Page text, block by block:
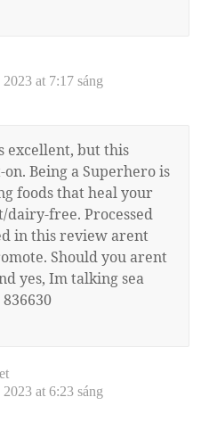
at 7:17 sáng
excellent, but this
Being a Superhero is
foods that heal your
dairy-free. Processed
in this review arent
Should you arent
yes, Im talking sea
at 6:23 sáng